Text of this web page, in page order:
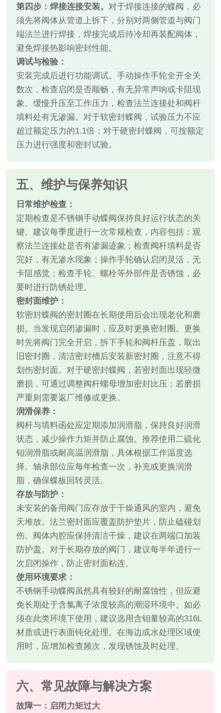
第四步：焊接连接安装。对于焊接连接的蝶阀，必
须先将阀体从管道上拆下，分别对两侧管道与阀门
端法兰进行焊接，焊接完成后待冷却再装配阀体，
避免焊接热影响密封性能。
调试与检验：
安装完成后进行功能调试。手动操作手轮全开全关
数次，检查启闭是否顺畅，有无异常声响或卡阻现
象。缓慢升压至工作压力，检查法兰连接处和阀杆
填料处有无渗漏。对于软密封蝶阀，试验压力不应
超过额定压力的1.1倍；对于硬密封蝶阀，可按额定
压力进行强度和密封试验。
五、维护与保养知识
日常维护检查：
定期检查是不锈钢手动蝶阀保持良好运行状态的关
键。建议每季度进行一次常规检查，内容包括：观
察法兰连接处是否有渗漏迹象；检查阀杆填料是否
完好，有无渗水现象；操作手轮确认启闭灵活，无
卡阻感觉；检查手轮、螺栓等外部件是否锈蚀，必
要时进行防锈处理。
密封面维护：
软密封蝶阀的密封圈在长期使用后会出现老化和磨
损。当发现启闭渗漏时，应及时更换密封圈。更换
时先将阀门完全开启，拆下手轮和阀杆压盖，取出
旧密封圈，清洁密封槽后安装新密封圈，注意不得
划伤密封面。对于硬密封蝶阀，若密封面出现轻微
磨损，可通过调整阀杆螺母增加密封比压；若磨损
严重则需要返厂维修或更换。
润滑保养：
阀杆与填料函处应定期添加润滑脂，保持良好润滑
状态，减少操作力矩并防止腐蚀。推荐使用二硫化
钼润滑脂或耐高温润滑脂，具体根据工作温度选
择。轴承部位应每年检查一次，补充或更换润滑
脂，确保蝶板回转灵活。
存放与防护：
未安装的备用阀门应存放于干燥通风的室内，避免
天堆放。法兰密封面应覆盖防护垫片，防止磕碰划
伤。阀体内腔应保持清洁干燥，建议在两端口加装
防护盖。对于长期存放的阀门，建议每半年进行一
次启闭操作，防止密封面粘连。
使用环境要求：
不锈钢手动蝶阀虽然具有较好的耐腐蚀性，但应避
免长期处于含氯离子浓度较高的潮湿环境中。如必
须在此类环境下使用，建议选用含钼量较高的316L
材质或进行表面钝化处理。在海边或水处理区域使
用时，应增加检查频次，发现锈蚀及时处理。
六、常见故障与解决方案
故障一：启闭力矩过大